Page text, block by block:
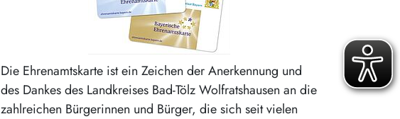
Die Ehrenamtskarte ist ein Zeichen der Anerkennung und
des Dankes des Landkreises Bad-Tölz Wolfratshausen an die
zahlreichen Bürgerinnen und Bürger, die sich seit vielen